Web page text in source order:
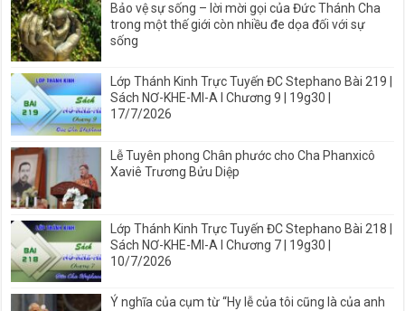
Bảo vệ sự sống – lời mời gọi của Đức Thánh Cha
trong một thế giới còn nhiều đe dọa đối với sự
sống
Lớp Thánh Kinh Trực Tuyến ĐC Stephano Bài 219 |
Sách NƠ-KHE-MI-A I Chương 9 | 19g30 |
17/7/2026
Lễ Tuyên phong Chân phước cho Cha Phanxicô
Xaviê Trương Bửu Diệp
Lớp Thánh Kinh Trực Tuyến ĐC Stephano Bài 218 |
Sách NƠ-KHE-MI-A I Chương 7 | 19g30 |
10/7/2026
Ý nghĩa của cụm từ “Hy lễ của tôi cũng là của anh